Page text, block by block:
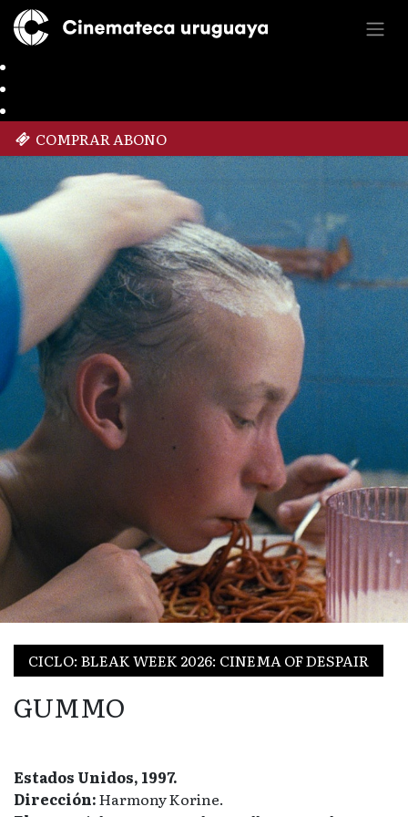
COMPRAR ABONO
CICLO: BLEAK WEEK 2026: CINEMA OF DESPAIR
GUMMO
Estados Unidos, 1997.
Dirección:Harmony Korine.